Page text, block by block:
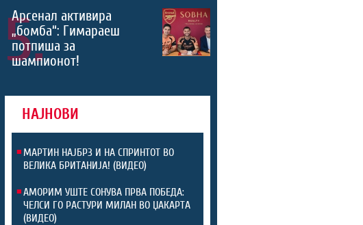
5.
Арсенал активира
„бомба“: Гимараеш
потпиша за
шампионот!
НАЈНОВИ
МАРТИН НАЈБРЗ И НА СПРИНТОТ ВО
ВЕЛИКА БРИТАНИЈА! (ВИДЕО)
АМОРИМ УШТЕ СОНУВА ПРВА ПОБЕДА:
ЧЕЛСИ ГО РАСТУРИ МИЛАН ВО ЏАКАРТА
(ВИДЕО)